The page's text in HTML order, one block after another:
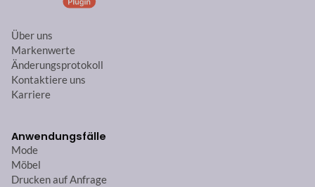
Über uns
Markenwerte
Änderungsprotokoll
Kontaktiere uns
Karriere
Anwendungsfälle
Mode
Möbel
Drucken auf Anfrage